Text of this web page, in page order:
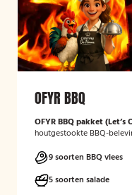
OFYR BBQ
OFYR BBQ pakket (Let’s
houtgestookte BBQ-
benodigdheden en
9 soorten BBQ vlees
5 soorten salade